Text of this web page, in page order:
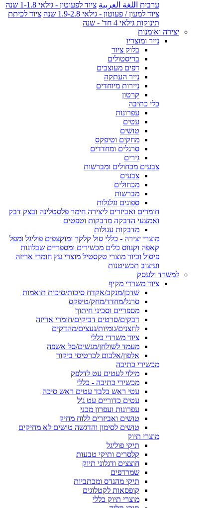
ערבית اللغة العربية ציוד לפעוטון - גילאי 1-1.8 שנה
ציוד למעון / פעוטון - גילאי 1.9-2.8 שנה
ציוד לכיתת
תינוקות גילאי 4 חד' - שנה
יצירה ואומנות
נייר ומוצריו
בלוק ציור
בריסטולים
דפים מעוצבים
נייר העתקה
ניירות מיוחדים
קרטון
כלי כתיבה
עפרונות
עטים
טושים
מחקים וטיפקס
סרגלים ומחדדים
גירים
צבעים מכחולים ומברשות
צבעים
מכחולים
מברשות
ספוגים וגלגלות
חומרים ואביזרים ליצירה חימר פלסטלינה ובצק דבק
ואמצעי הדבקה מדבקות וטפטים
מדבקות עגולות
מוצרי יצירה - כללי סול קלקר ומוקצפים פוליגל ומפל
קאפה וקנווס כלים מכשירים ומספריים שבלונות
פיסול וכיור מוצרי טקסטיל מוצרי עץ חומרי אריזה
ועיצוב תכשיטנות
למשרד ולעסק
ציוד משרדי מקיף
שדכן/מנקב/אקדח סיכות/סיכות תואמות
סרגל/מחדד/מחק/טיפקס
מספריים וסכיני חיתוך
דבקים/סרטים דביקים/חומרי אריזה
לחצנים/גומיות/נעצים/מהדקים
ציוד משרדי כללי
מעמד לשולחן/מגשים/סל אשפה
אלפון/אלבום לכרטיסי ביקור
מכשירי כתיבה
מילוי לעטים עט לדלפק
מכשירי כתיבה - כללי
עטי ראש בלבד עטים ראש סיכה
עטים כדוריים עט ג'ל
עפרונות ועפרון מכני
טושים ואביזרים ללוח מחיק
טושים לסימון והדגשה טושים לא מחיקים
מוצרי תיוק
תיקי פוליגל
קלסרים ותיקי טבעות
חוצצים ודגלוני תיוק
שמרדפים
תיקי מהנדס ומכתביות
קופסאות לקטלוגים
מוצרי תיוק כללי